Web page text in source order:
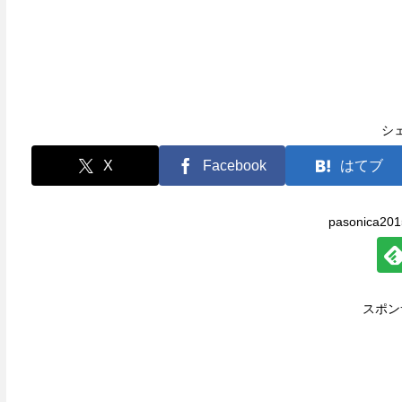
シ
X Facebook はてブ
スポ